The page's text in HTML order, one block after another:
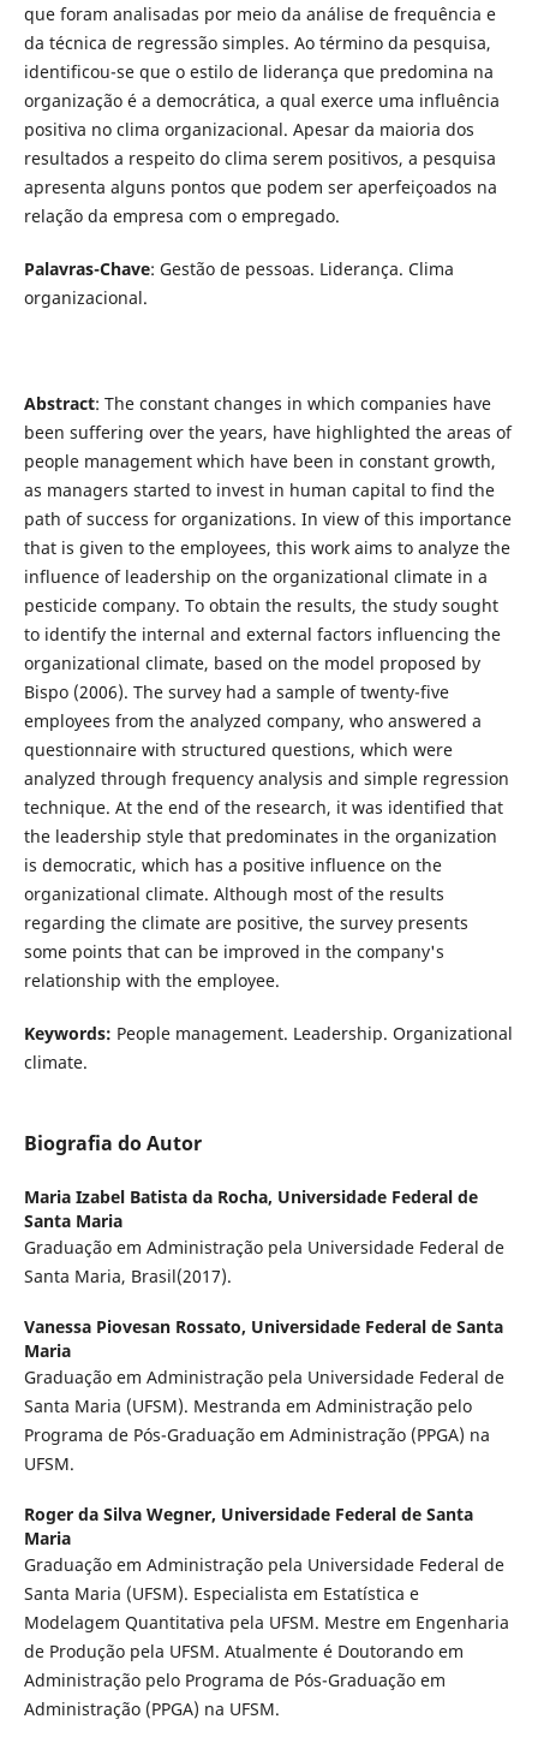
que foram analisadas por meio da análise de frequência e
da técnica de regressão simples. Ao término da pesquisa,
identificou-se que o estilo de liderança que predomina na
organização é a democrática, a qual exerce uma influência
positiva no clima organizacional. Apesar da maioria dos
resultados a respeito do clima serem positivos, a pesquisa
apresenta alguns pontos que podem ser aperfeiçoados na
relação da empresa com o empregado.
Palavras-Chave: Gestão de pessoas. Liderança. Clima
organizacional.
Abstract: The constant changes in which companies have
been suffering over the years, have highlighted the areas of
people management which have been in constant growth,
as managers started to invest in human capital to find the
path of success for organizations. In view of this importance
that is given to the employees, this work aims to analyze the
influence of leadership on the organizational climate in a
pesticide company. To obtain the results, the study sought
to identify the internal and external factors influencing the
organizational climate, based on the model proposed by
Bispo (2006). The survey had a sample of twenty-five
employees from the analyzed company, who answered a
questionnaire with structured questions, which were
analyzed through frequency analysis and simple regression
technique. At the end of the research, it was identified that
the leadership style that predominates in the organization
is democratic, which has a positive influence on the
organizational climate. Although most of the results
regarding the climate are positive, the survey presents
some points that can be improved in the company's
relationship with the employee.
Keywords: People management. Leadership. Organizational
climate.
Biografia do Autor
Maria Izabel Batista da Rocha, Universidade Federal de
Santa Maria
Graduação em Administração pela Universidade Federal de
Santa Maria, Brasil(2017).
Vanessa Piovesan Rossato, Universidade Federal de Santa
Maria
Graduação em Administração pela Universidade Federal de
Santa Maria (UFSM). Mestranda em Administração pelo
Programa de Pós-Graduação em Administração (PPGA) na
UFSM.
Roger da Silva Wegner, Universidade Federal de Santa
Maria
Graduação em Administração pela Universidade Federal de
Santa Maria (UFSM). Especialista em Estatística e
Modelagem Quantitativa pela UFSM. Mestre em Engenharia
de Produção pela UFSM. Atualmente é Doutorando em
Administração pelo Programa de Pós-Graduação em
Administração (PPGA) na UFSM.